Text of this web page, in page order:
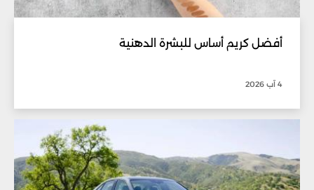
أفضل كريم أساس للبشرة الدهنية
4 آب 2026